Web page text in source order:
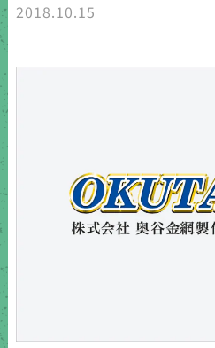
2018.10.15